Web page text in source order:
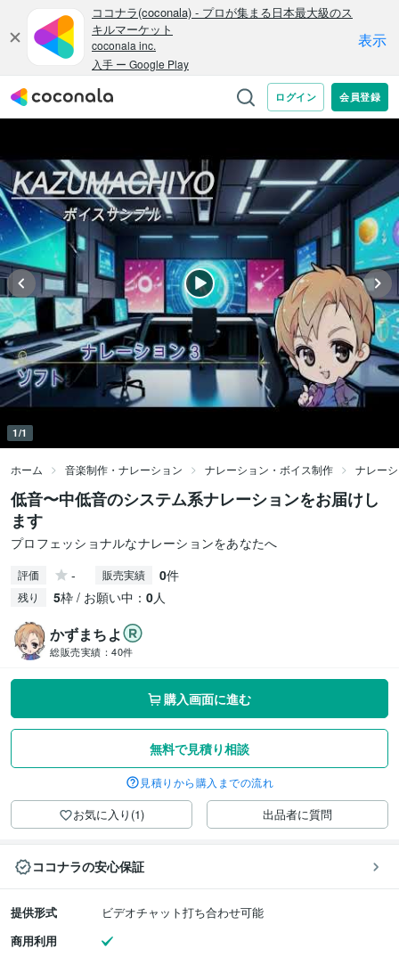
1/1
ホーム 音楽制作・ナレーション ナレーション・ボイス制作 ナレー
低音〜中低音のシステム系ナレーションをお届けし
ます
プロフェッショナルなナレーションをあなたへ
評価 - 販売実績 0件
残り 5枠 / お願い中： 0人
かずまちよ
総販売実績： 40件
購入画面に進む
無料で見積り相談
見積りから購入までの流れ
お気に入り(1) 出品者に質問
ココナラの安心保証
提供形式
ビデオチャット打ち合わせ可能
商用利用